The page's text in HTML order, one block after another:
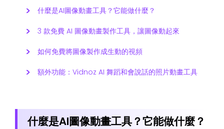
什麼是AI圖像動畫工具？它能做什麼？
3 款免費 AI 圖像動畫製作工具，讓圖像動起來
如何免費將圖像製作成生動的視頻
額外功能：Vidnoz AI 舞蹈和會說話的照片動畫工具
什麼是AI圖像動畫工具？它能做什麼？